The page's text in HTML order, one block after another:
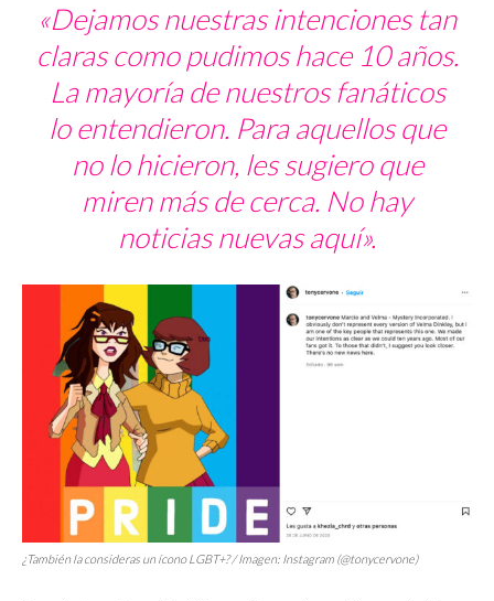
«Dejamos nuestras intenciones tan
claras como pudimos hace 10 años.
La mayoría de nuestros fanáticos
lo entendieron. Para aquellos que
no lo hicieron, les sugiero que
miren más de cerca. No hay
noticias nuevas aquí».
¿También la consideras un ícono LGBT+? / Imagen: Instagram (@tonycervone)